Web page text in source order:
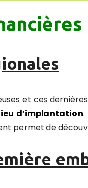
et ces
d’implantation.
permet de